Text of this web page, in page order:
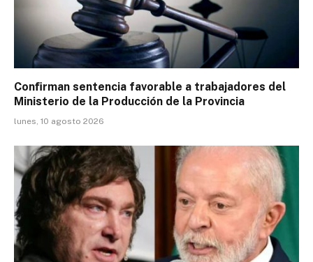
Conﬁrman sentencia favorable a trabajadores del
Ministerio de la Producción de la Provincia
lunes, 10 agosto 2026